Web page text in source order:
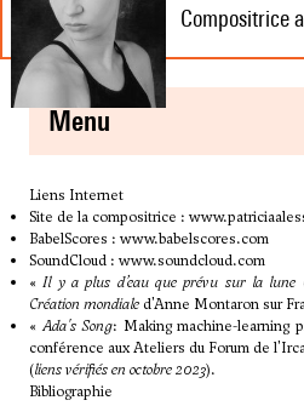
Compositrice
menu
Liens Internet
Site de la compositrice :
BabelScores : www.babelscores.com
SoundCloud : www.soundcloud.com
«Il y a plus d’eau que prévu sur la lune
Création mondiale d'Anne Montaron sur
«Ada's Song: Making machine-learning
conférence aux Ateliers du Forum de
(liens vérifiés en octobre 2023).
Bibliographie